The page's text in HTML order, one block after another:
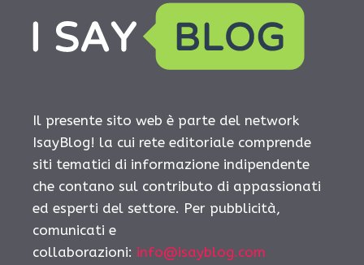
Il presente sito web è parte del network
IsayBlog! la cui rete editoriale comprende
siti tematici di informazione indipendente
che contano sul contributo di appassionati
ed esperti del settore. Per pubblicità,
comunicati e
collaborazioni: info@isayblog.com